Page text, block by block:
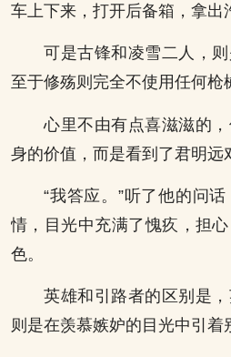
车上下来，打开后备箱，拿出
可是古锋和凌雪二人，
至于修殇则完全不使用任何枪
心里不由有点喜滋滋的
身的价值，而是看到了君明远
“我答应。”听了他的问
情，目光中充满了愧疚，担
色。
英雄和引路者的区别是
则是在羡慕嫉妒的目光中引着